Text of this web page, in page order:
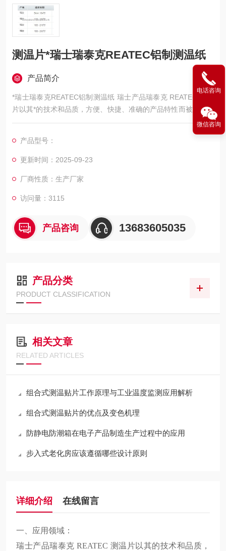
测温片*瑞士瑞泰克REATEC铝制测温纸
产品简介
*瑞士瑞泰克REATEC铝制测温纸 瑞士产品瑞泰克 REATEC 测温
片以其*的技术和品质，方便、快捷、准确的产品特性而被广泛应
用于工矿企业、科研院所、大专院校的科研与生产领域。瑞泰克
REATEC 测温片可以检验确定电子及机械设备在临界领域标识超
热现象，特别适用于医药、化工、电子、建材、食品加工等各个
领域的产品研发与生产
产品型号：
更新时间：2025-09-23
厂商性质：生产厂家
访问量：3115
产品咨询 13683605035
产品分类
PRODUCT CLASSIFICATION
相关文章
RELATED ARTICLES
组合式测温贴片工作原理与工业温度监测应用解析
组合式测温贴片的优点及变色机理
防静电防潮箱在电子产品制造生产过程中的应用
步入式老化房应该遵循哪些设计原则
详细介绍 在线留言
一、应用领域：
瑞士产品瑞泰克 REATEC 测温片以其的技术和品质，
电话咨询
微信咨询